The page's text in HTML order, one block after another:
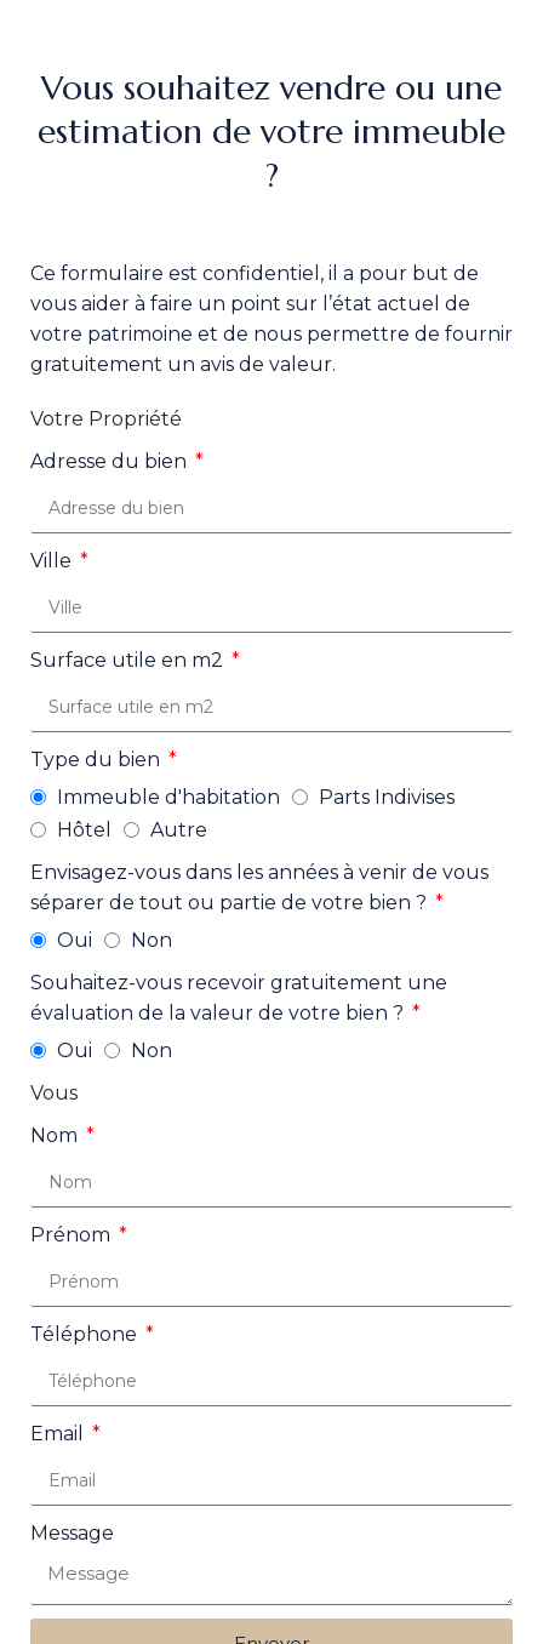
Vous souhaitez vendre ou une
estimation de votre immeuble
?
Ce formulaire est confidentiel, il a pour but de
vous aider à faire un point sur l’état actuel de
votre patrimoine et de nous permettre de fournir
gratuitement un avis de valeur.
Votre Propriété
Adresse du bien
Ville
Surface utile en m2
Type du bien
Immeuble d'habitation
Parts Indivises
Hôtel
Autre
Envisagez-vous dans les années à venir de vous
séparer de tout ou partie de votre bien ?
Oui
Non
Souhaitez-vous recevoir gratuitement une
évaluation de la valeur de votre bien ?
Oui
Non
Vous
Nom
Prénom
Téléphone
Email
Message